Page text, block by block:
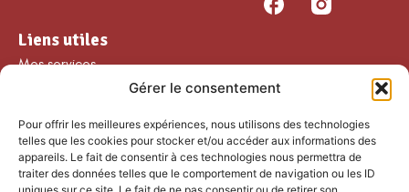
Gérer le consentement
Pour offrir les meilleures expériences, nous utilisons des technologies
telles que les cookies pour stocker et/ou accéder aux informations des
appareils. Le fait de consentir à ces technologies nous permettra de
traiter des données telles que le comportement de navigation ou les ID
Liens utiles
Mes services
Nos loisirs
Agenda